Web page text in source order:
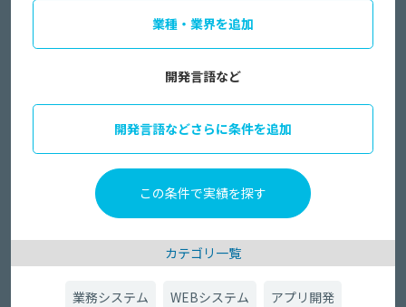
業種・業界を追加
開発言語など
開発言語などさらに条件を追加
カテゴリ一覧
業務システム WEBシステム アプリ開発